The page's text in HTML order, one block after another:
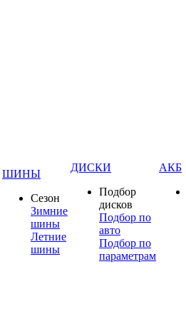
ШИНЫ
Сезон
Зимние
шины
Летние
шины
ДИСКИ
Подбор
дисков
Подбор по
авто
Подбор по
параметрам
АКБ